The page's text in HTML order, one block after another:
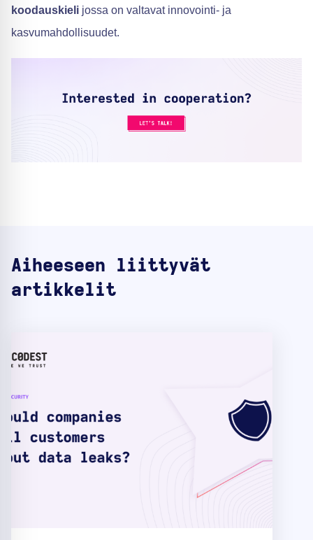
koodauskieli jossa on valtavat innovointi- ja
kasvumahdollisuudet.
Aiheeseen liittyvät
artikkelit